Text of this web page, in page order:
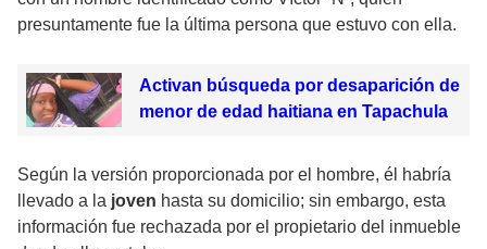
presuntamente fue la última persona que estuvo con ella.
Activan búsqueda por desaparición de
menor de edad haitiana en Tapachula
Según la versión proporcionada por el hombre, él habría
llevado a la joven hasta su domicilio; sin embargo, esta
información fue rechazada por el propietario del inmueble